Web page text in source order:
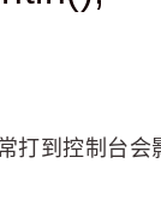
打到控制台